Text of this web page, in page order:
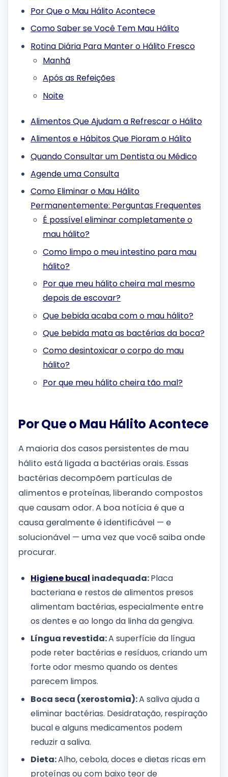
Por Que o Mau Hálito Acontece
Como Saber se Você Tem Mau Hálito
Rotina Diária Para Manter o Hálito Fresco
Manhã
Após as Refeições
Noite
Alimentos Que Ajudam a Refrescar o Hálito
Alimentos e Hábitos Que Pioram o Hálito
Quando Consultar um Dentista ou Médico
Agende uma Consulta
Como Eliminar o Mau Hálito
Permanentemente: Perguntas Frequentes
É possível eliminar completamente o
mau hálito?
Como limpo o meu intestino para mau
hálito?
Por que meu hálito cheira mal mesmo
depois de escovar?
Que bebida acaba com o mau hálito?
Que bebida mata as bactérias da boca?
Como desintoxicar o corpo do mau
hálito?
Por que meu hálito cheira tão mal?
Por Que o Mau Hálito Acontece
A maioria dos casos persistentes de mau
hálito está ligada a bactérias orais. Essas
bactérias decompõem partículas de
alimentos e proteínas, liberando compostos
que causam odor. A boa notícia é que a
causa geralmente é identificável — e
solucionável — uma vez que você saiba onde
procurar.
Higiene bucal inadequada:Placa
bacteriana e restos de alimentos presos
alimentam bactérias, especialmente entre
os dentes e ao longo da linha da gengiva.
Língua revestida:A superfície da língua
pode reter bactérias e resíduos, criando um
forte odor mesmo quando os dentes
parecem limpos.
Boca seca (xerostomia):A saliva ajuda a
eliminar bactérias. Desidratação, respiração
bucal e alguns medicamentos podem
reduzir a saliva.
Dieta:Alho, cebola, doces e dietas ricas em
proteínas ou com baixo teor de